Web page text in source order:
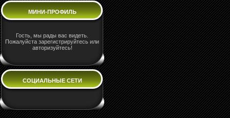
МИНИ-ПРОФИЛЬ
Гость, мы рады вас видеть.
Пожалуйста зарегистрируйтесь или
авторизуйтесь!
СОЦИАЛЬНЫЕ СЕТИ